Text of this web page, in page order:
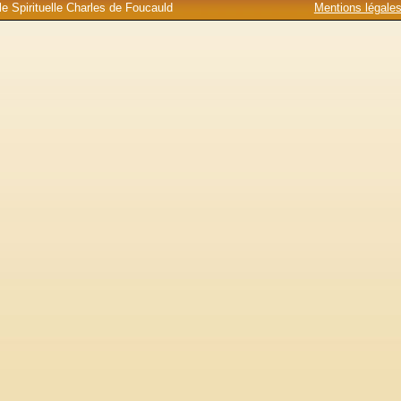
Mentions légales
Spirituelle Charles de Foucauld